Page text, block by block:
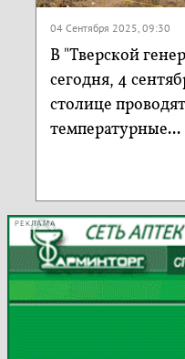
04 Сентября 2025, 09:30
В "Тверской
сегодня, 4
столице
температурные...
РЕКЛАМА